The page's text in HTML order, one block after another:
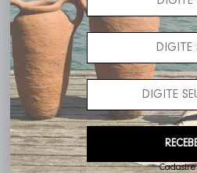
Não sei o meu